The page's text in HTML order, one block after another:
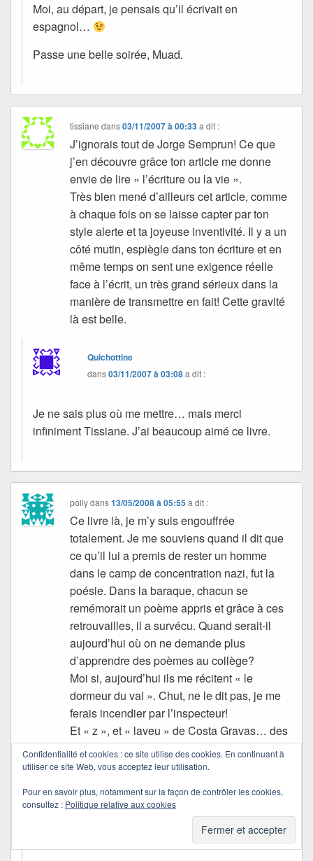
Moi, au départ, je pensais qu’il écrivait en
espagnol…
Passe une belle soirée, Muad.
tissiane dans03/11/2007 à 00:33 a dit :
J’ignorais tout de Jorge Semprun! Ce que
j’en découvre grâce ton article me donne
envie de lire « l’écriture ou la vie ».
Très bien mené d’ailleurs cet article, comme
à chaque fois on se laisse capter par ton
style alerte et ta joyeuse inventivité. Il y a un
côté mutin, espiègle dans ton écriture et en
même temps on sent une exigence réelle
face à l’écrit, un très grand sérieux dans la
manière de transmettre en fait! Cette gravité
là est belle.
Quichottine
dans03/11/2007 à 03:08a dit :
Je ne sais plus où me mettre… mais merci
infiniment Tissiane. J’ai beaucoup aimé ce livre.
pollydans13/05/2008 à 05:55 a dit :
Ce livre là, je m’y suis engouffrée
totalement. Je me souviens quand il dit que
ce qu’il lui a premis de rester un homme
dans le camp de concentration nazi, fut la
poésie. Dans la baraque, chacun se
remémorait un poème appris et grâce à ces
retrouvailles, il a survécu. Quand serait-il
aujourd’hui où on ne demande plus
d’apprendre des poèmes au collège?
Moi si, aujourd’hui ils me récitent « le
dormeur du val ». Chut, ne le dit pas, je me
ferais incendier par l’inspecteur!
Et « z », et « laveu » de Costa Gravas… des
films engagés comme il y en a peu
aujourd’hui.
a dit :
Confidentialité et cookies : ce site utilise des cookies. En continuant à
utiliser ce site Web, vous acceptez leur utilisation.
Pour en savoir plus, notamment sur la façon de contrôler les cookies,
consultez : Politique relative aux cookies